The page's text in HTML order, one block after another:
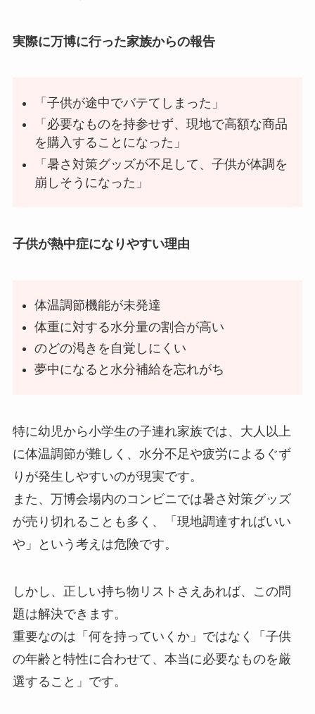
実際に万博に行った家族からの報告
「子供が途中でバテてしまった」
「必要なものを持参せず、現地で高額な商品
を購入することになった」
「暑さ対策グッズが不足して、子供が体調を
崩しそうになった」
子供が熱中症になりやすい理由
体温調節機能が未発達
体重に対する水分量の割合が高い
のどの渇きを自覚しにくい
夢中になると水分補給を忘れがち
特に幼児から小学生の子連れ家族では、大人以上
に体温調節が難しく、水分不足や疲労によるぐず
りが発生しやすいのが現実です。
また、万博会場内のコンビニでは暑さ対策グッズ
が売り切れることも多く、「現地調達すればいい
や」という考えは危険です。
しかし、正しい持ち物リストさえあれば、この問
題は解決できます。
重要なのは「何を持っていくか」ではなく「子供
の年齢と特性に合わせて、本当に必要なものを厳
選すること」です。